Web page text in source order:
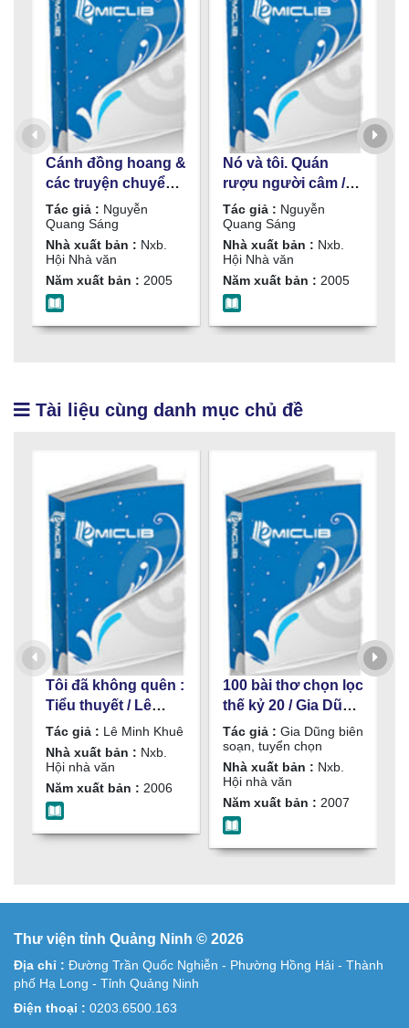
Cánh đồng hoang &
các truyện chuyển
thể qua phim /
Nguyễn Quang
Sáng
Tác giả : Nguyễn
Quang Sáng
Nhà xuất bản : Nxb.
Hội Nhà văn
Năm xuất bản : 2005
Nó và tôi. Quán
rượu người câm /
Nguyễn Quang
Sáng
Tác giả : Nguyễn
Quang Sáng
Nhà xuất bản : Nxb.
Hội Nhà văn
Năm xuất bản : 2005
Tài liệu cùng danh mục chủ đề
Tôi đã không quên :
Tiểu thuyết / Lê
Minh Khuê
Tác giả : Lê Minh Khuê
Nhà xuất bản : Nxb.
Hội nhà văn
Năm xuất bản : 2006
100 bài thơ chọn lọc
thế kỷ 20 / Gia Dũng
biên soạn, tuyển
chọn
Tác giả : Gia Dũng biên
soạn, tuyển chọn
Nhà xuất bản : Nxb.
Hội nhà văn
Năm xuất bản : 2007
Thư viện tỉnh Quảng Ninh © 2026
Địa chỉ : Đường Trần Quốc Nghiễn - Phường Hồng Hải - Thành
phố Hạ Long - Tỉnh Quảng Ninh
Điện thoại : 0203.6500.163